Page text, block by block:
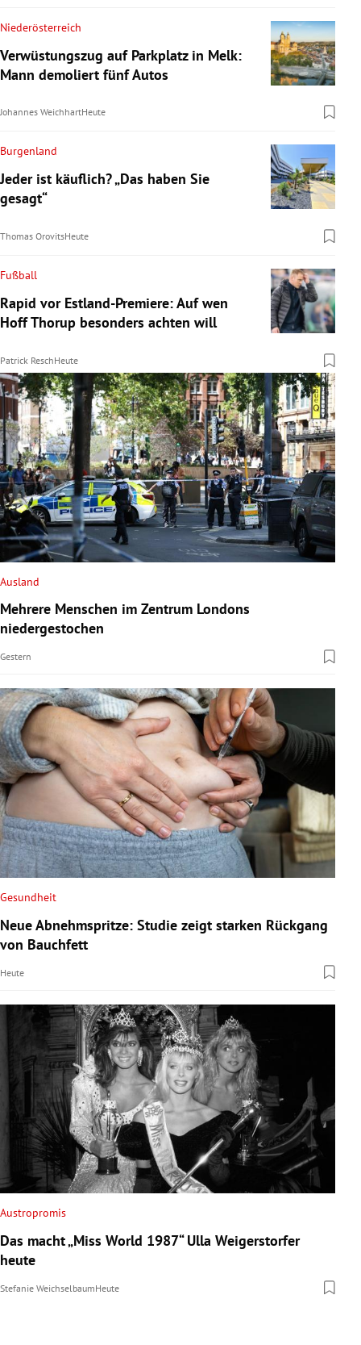
Niederösterreich
Verwüstungszug auf Parkplatz in Melk:
Mann demoliert fünf Autos
Johannes WeichhartHeute
Burgenland
Jeder ist käuflich? „Das haben Sie
gesagt“
Thomas OrovitsHeute
Fußball
Rapid vor Estland-Premiere: Auf wen
Hoff Thorup besonders achten will
Patrick ReschHeute
Ausland
Mehrere Menschen im Zentrum Londons
niedergestochen
Gestern
Gesundheit
Neue Abnehmspritze: Studie zeigt starken Rückgang
von Bauchfett
Heute
Austropromis
Das macht „Miss World 1987“ Ulla Weigerstorfer
heute
Stefanie WeichselbaumHeute